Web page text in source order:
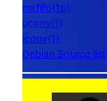
mkfifo(1p)
uconv(1)
iconv(1)
Debian Source list